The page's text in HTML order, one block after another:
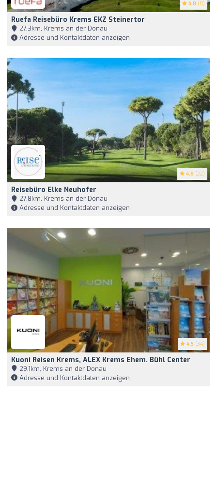
4.8 (8)
Ruefa Reisebüro Krems EKZ Steinertor
27,3km, Krems an der Donau
Adresse und Kontaktdaten anzeigen
4.8 (22)
Reisebüro Elke Neuhofer
27,8km, Krems an der Donau
Adresse und Kontaktdaten anzeigen
4.5 (34)
Kuoni Reisen Krems, ALEX Krems Ehem. Bühl Center
29,1km, Krems an der Donau
Adresse und Kontaktdaten anzeigen